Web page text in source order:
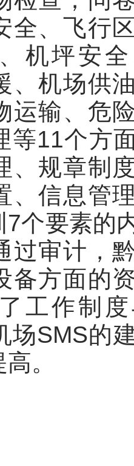
全、飞行
机坪安
、机场供
运输、危
等11个方
、规章制
、信息管
7个要素的
过审计，
备方面的
工作制
场SMS的
。